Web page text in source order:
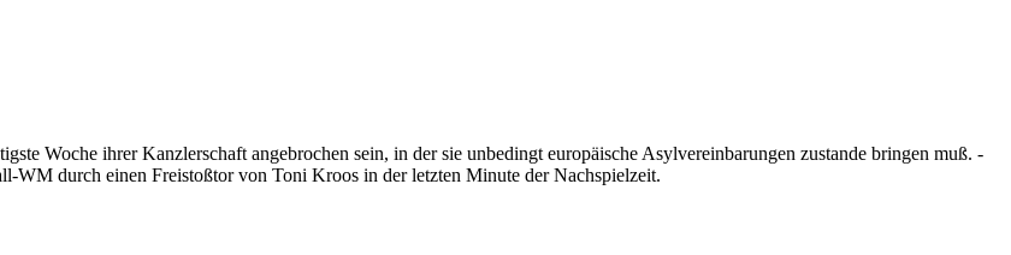
Woche ihrer Kanzlerschaft angebrochen sein, in der sie unbedingt europäische Asylvereinbarungen zustande bringen muß. -
WM durch einen Freistoßtor von Toni Kroos in der letzten Minute der Nachspielzeit.